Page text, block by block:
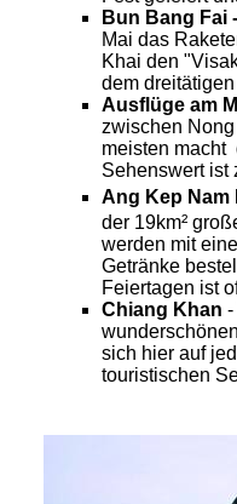
Bun Bang Fai
Mai das
Khai den
dem
Ausflüge am
zwischen
meisten macht
Sehenswert ist
Ang Kep Nam
der 19km²
werden mit
Getränke
Feiertagen ist
Chiang Khan -
sich hier auf
touristischen